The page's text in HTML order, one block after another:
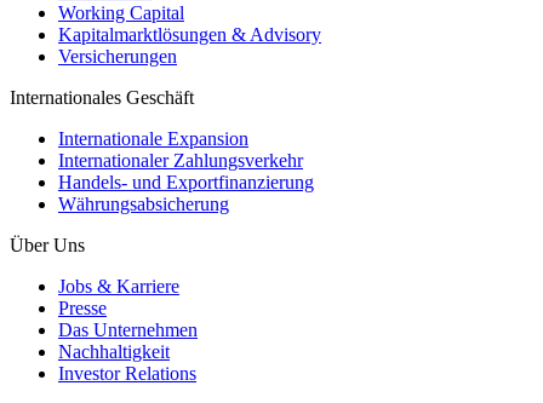
Working Capital
Kapitalmarktlösungen & Advisory
Versicherungen
Internationales Geschäft
Internationale Expansion
Internationaler Zahlungsverkehr
Handels- und Exportfinanzierung
Währungsabsicherung
Über Uns
Jobs & Karriere
Presse
Das Unternehmen
Nachhaltigkeit
Investor Relations